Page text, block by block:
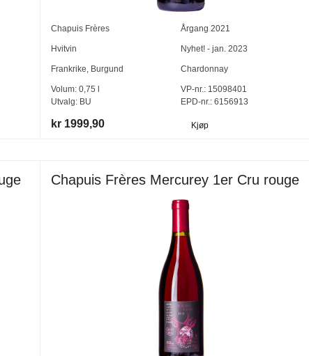
Chapuis Frères Årgang2021
Hvitvin Nyhet! - jan. 2023
Frankrike Burgund Chardonnay
Volum:0,75 l
Utvalg: BU
VP-nr.: 15098401
EPD-nr.: 6156913
kr 1999,90 Kjøp
Chapuis Frères Mercurey 1er Cru rouge